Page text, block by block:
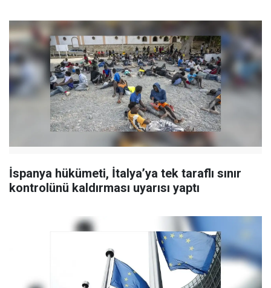
İspanya hükümeti, İtalya’ya tek taraflı sınır
kontrolünü kaldırması uyarısı yaptı